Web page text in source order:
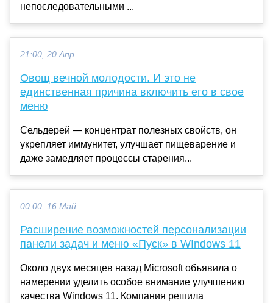
непоследовательными ...
21:00, 20 Апр
Овощ вечной молодости. И это не
единственная причина включить его в свое
меню
Сельдерей — концентрат полезных свойств, он
укрепляет иммунитет, улучшает пищеварение и
даже замедляет процессы старения...
00:00, 16 Май
Расширение возможностей персонализации
панели задач и меню «Пуск» в WIndows 11
Около двух месяцев назад Microsoft объявила о
намерении уделить особое внимание улучшению
качества Windows 11. Компания решила